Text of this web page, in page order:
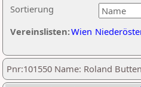
Sortierung
Vereinslisten:Wien
Pnr:101550 Name: Roland